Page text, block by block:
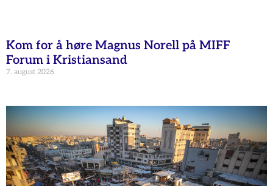
Kom for å høre Magnus Norell på MIFF
Forum i Kristiansand
7. august 2026